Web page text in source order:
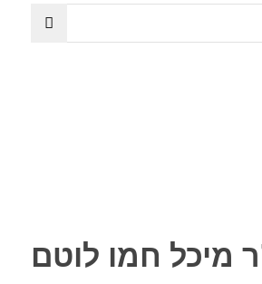
מיכל חמו לוטם